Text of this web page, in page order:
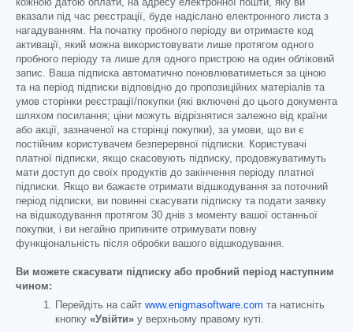
кожною датою оплати, на адресу електронної пошти, яку ви
вказали під час реєстрації, буде надіслано електронного листа з
нагадуванням. На початку пробного періоду ви отримаєте код
активації, який можна використовувати лише протягом одного
пробного періоду та лише для одного пристрою на один обліковий
запис. Ваша підписка автоматично поновлюватиметься за ціною
та на період підписки відповідно до пропозиційних матеріалів та
умов сторінки реєстрації/покупки (які включені до цього документа
шляхом посилання; ціни можуть відрізнятися залежно від країни
або акції, зазначеної на сторінці покупки), за умови, що ви є
постійним користувачем безперервної підписки. Користувачі
платної підписки, якщо скасовують підписку, продовжуватимуть
мати доступ до своїх продуктів до закінчення періоду платної
підписки. Якщо ви бажаєте отримати відшкодування за поточний
період підписки, ви повинні скасувати підписку та подати заявку
на відшкодування протягом 30 днів з моменту вашої останньої
покупки, і ви негайно припините отримувати повну
функціональність після обробки вашого відшкодування.
Ви можете скасувати підписку або пробний період наступним
чином:
Перейдіть на сайт www.enigmasoftware.com та натисніть
кнопку «Увійти» у верхньому правому куті.